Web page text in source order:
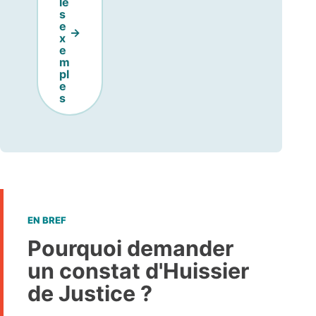
s
e
x
e
m
pl
e
s
EN BREF
Pourquoi demander
un constat d'Huissier
de Justice ?